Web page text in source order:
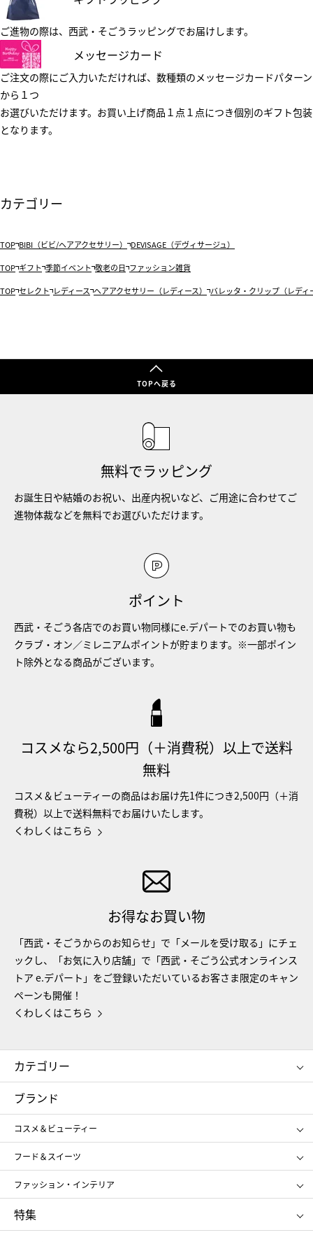
ご進物の際は、西武・そごうラッピングでお届けします。
メッセージカード
ご注文の際にご入力いただければ、数種類のメッセージカードパターン
から１つ
お選びいただけます。お買い上げ商品１点１点につき個別のギフト包装
となります。
カテゴリー
TOP BIBI（ビビ/ヘアアクセサリー） DEVISAGE（デヴィサージュ）
TOP ギフト 季節イベント 敬老の日 ファッション雑貨
TOP セレクト レディース ヘアアクセサリー（レディース） バレッタ・クリップ（レディ
TOPへ戻る
無料でラッピング
お誕生日や結婚のお祝い、出産内祝いなど、ご用途に合わせてご
進物体裁などを無料でお選びいただけます。
ポイント
西武・そごう各店でのお買い物同様にe.デパートでのお買い物も
クラブ・オン／ミレニアムポイントが貯まります。※一部ポイン
ト除外となる商品がございます。
コスメなら2,500円（＋消費税）以上で送料
無料
コスメ＆ビューティーの商品はお届け先1件につき2,500円（＋消
費税）以上で送料無料でお届けいたします。
くわしくはこちら
お得なお買い物
「西武・そごうからのお知らせ」で「メールを受け取る」にチェ
ックし、「お気に入り店舗」で「西武・そごう公式オンラインス
トア e.デパート」をご登録いただいているお客さま限定のキャン
ペーンも開催！
くわしくはこちら
カテゴリー
コスメ＆ビューティー
ギフト
レディース
メンズ
スポーツ・アウトドア
お中元
お歳暮
ブランド
コスメ＆ビューティー
SHISEIDO
ポール&ジョー ボーテ
ジルスチュアート
NARS
RMK
クリニーク
SK-Ⅱ
フード＆スイーツ
アンリ・シャルパンティエ
ゴディバ
新宿高野
たねや
ファッション・インテリア
ポロ ラルフ ローレン
タケオ キクチ
ママ＆キッズ
特集